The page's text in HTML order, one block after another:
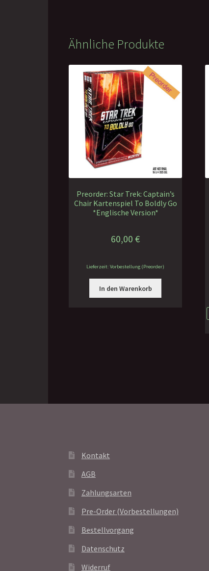
Ähnliche Produkte
Preorder: Star Trek: Captain’s
Chair Kartenspiel To Boldly Go
*Englische Version*
60,00€
Lieferzeit: Vorbestellung (Preorder)
In den Warenkorb
Kontakt
AGB
Zahlungsarten
Pre-Order (Vorbestellungen)
Bestellvorgang
Datenschutz
Widerruf